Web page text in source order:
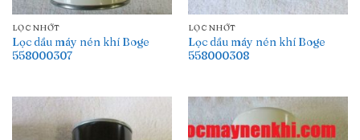
LỌC NHỚT
Lọc dầu máy nén khí Boge
558000307
LỌC NHỚT
Lọc dầu máy nén khí Boge
558000308